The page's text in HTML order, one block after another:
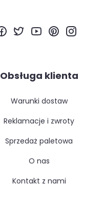
Obsługa klienta
warunki dostaw
reklamacje i zwroty
sprzedaż paletowa
o nas
kontakt z nami